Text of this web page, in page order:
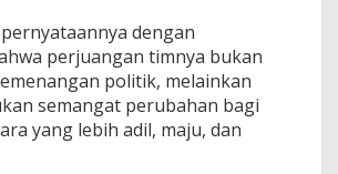
dengan
perjuangan timnya bukan
politik, melainkan
semangat perubahan bagi
yang lebih adil, maju, dan